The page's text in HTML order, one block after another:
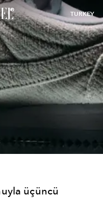
TURKEY
üçüncü